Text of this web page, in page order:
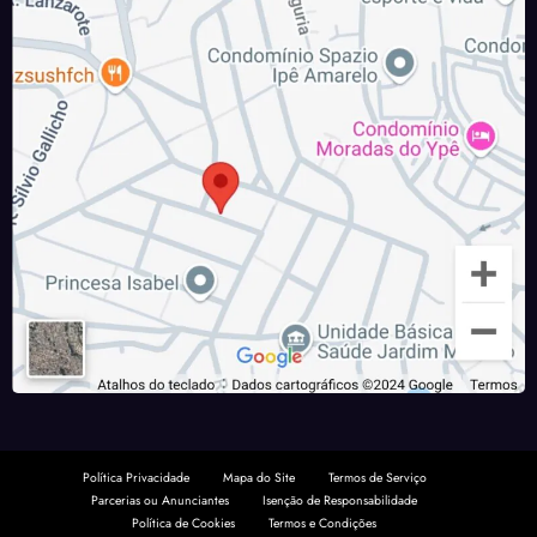
Política Privacidade Mapa do Site
Termos de Serviço
Parcerias ou Anunciantes
Isenção de Responsabilidade
Política de Cookies
Termos e Condições